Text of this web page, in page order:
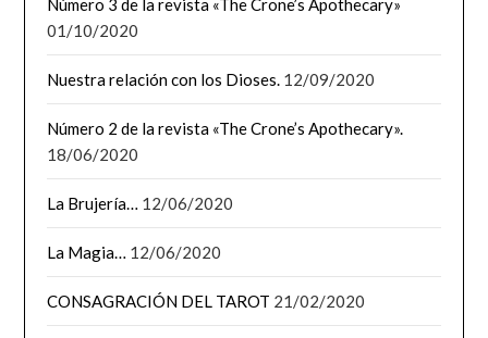
Número 3 de la revista «The Crone’s Apothecary»
01/10/2020
Nuestra relación con los Dioses. 12/09/2020
Número 2 de la revista «The Crone’s Apothecary».
18/06/2020
La Brujería… 12/06/2020
La Magia… 12/06/2020
CONSAGRACIÓN DEL TAROT 21/02/2020